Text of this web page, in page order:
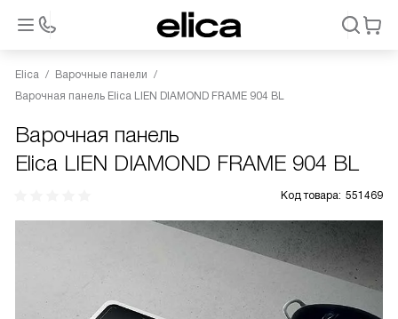
Elica
Варочные панели
Варочная панель Elica LIEN DIAMOND FRAME 904 BL
Варочная панель
Elica LIEN DIAMOND FRAME 904 BL
Код товара: 551469